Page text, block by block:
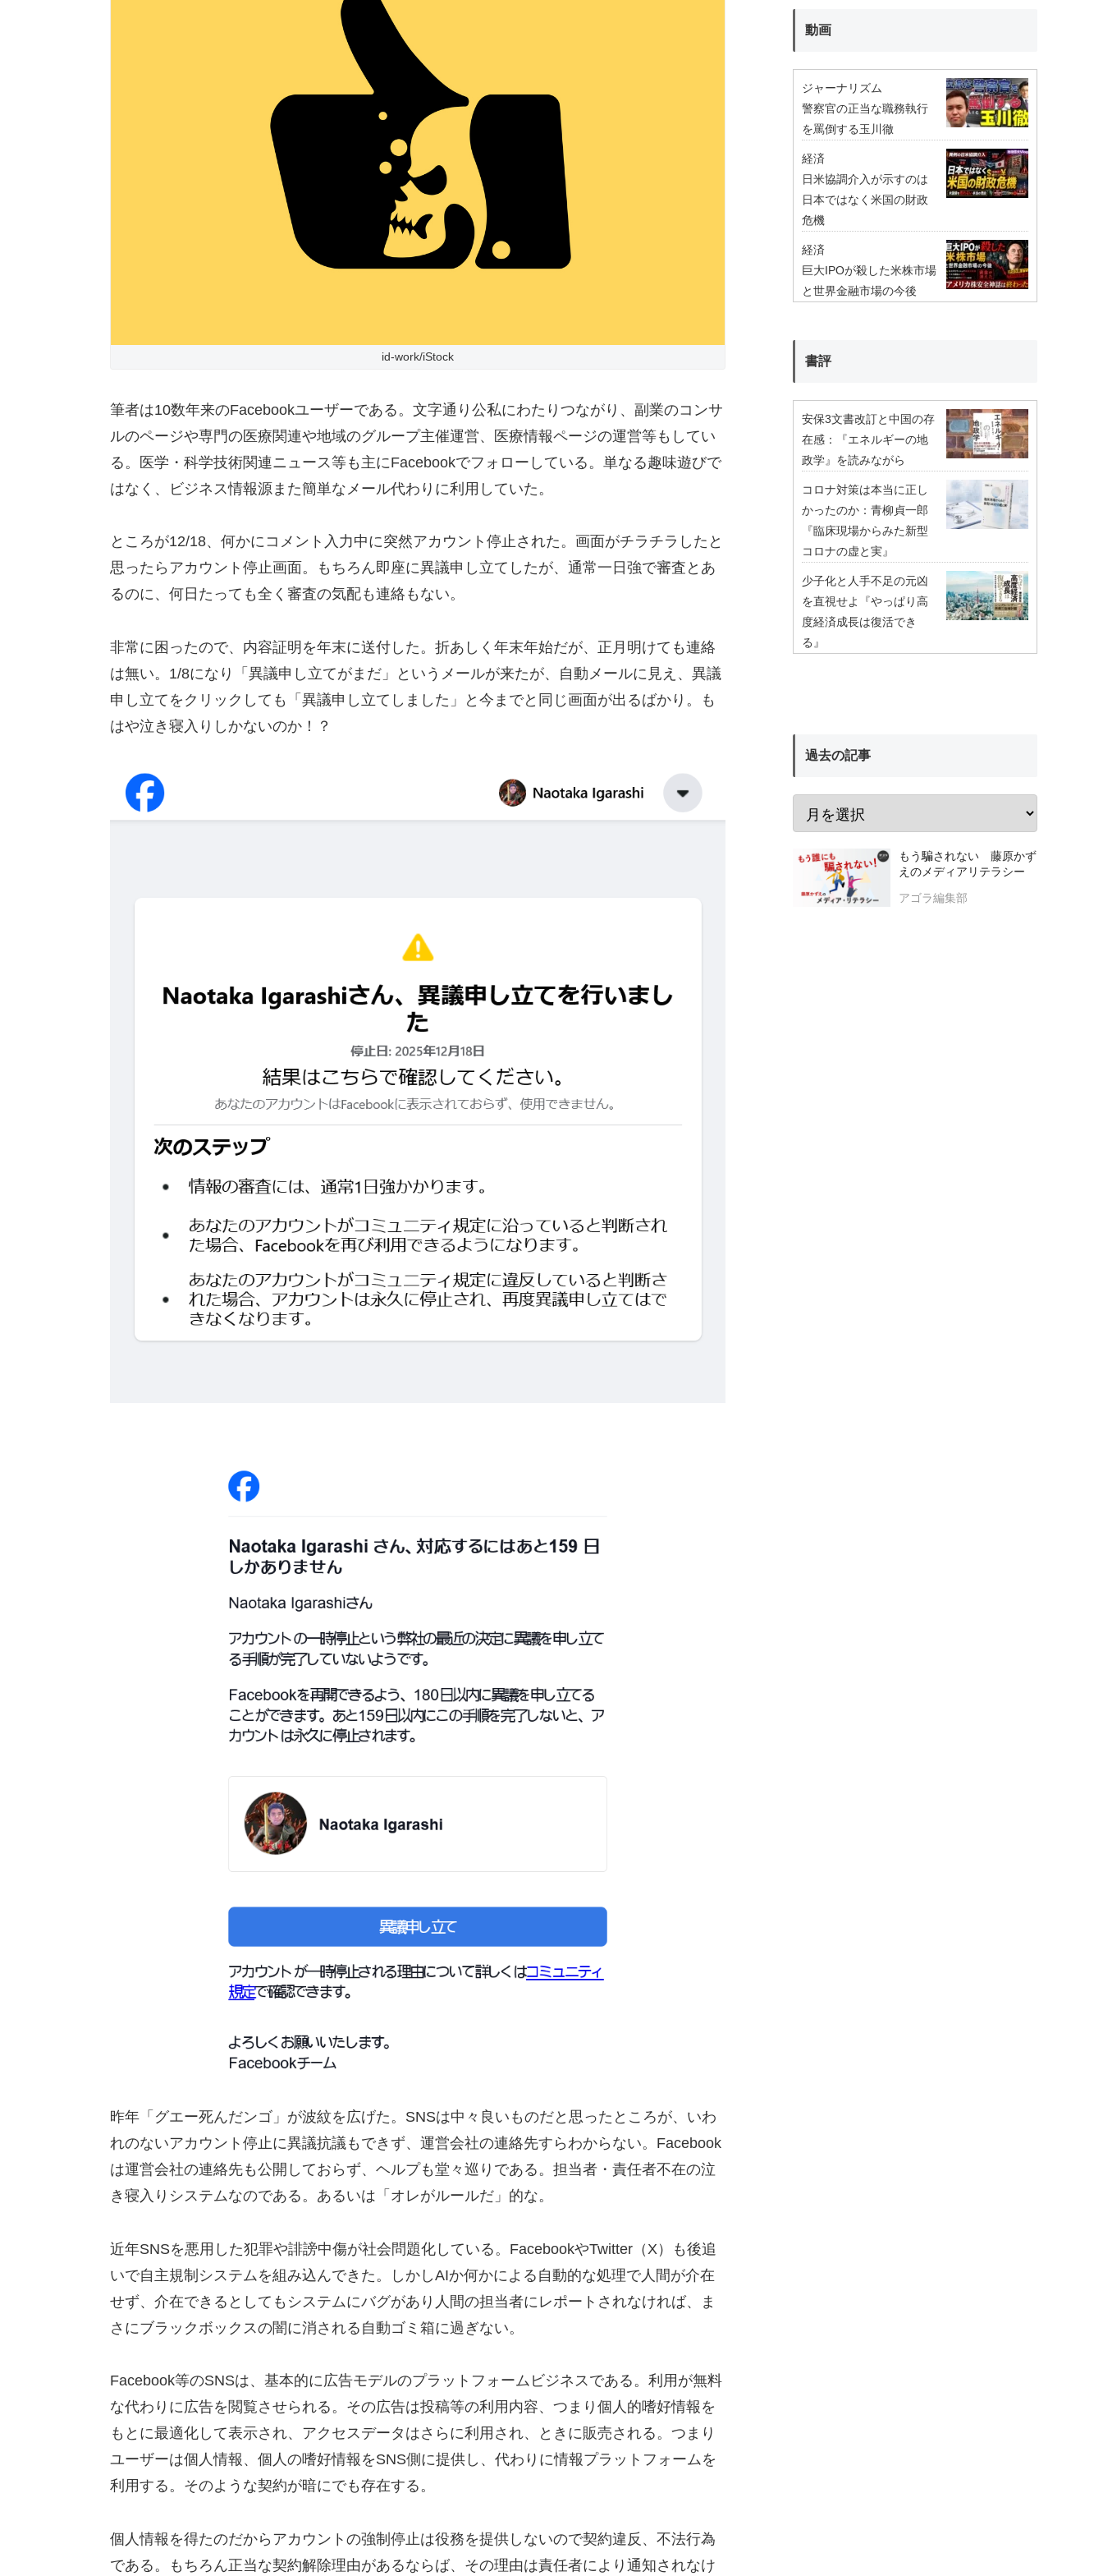
id-work/iStock
筆者は10数年来のFacebookユーザーである。文字通り公私にわたりつながり、副業のコンサ
ルのページや専門の医療関連や地域のグループ主催運営、医療情報ページの運営等もしてい
る。医学・科学技術関連ニュース等も主にFacebookでフォローしている。単なる趣味遊びで
はなく、ビジネス情報源また簡単なメール代わりに利用していた。
ところが12/18、何かにコメント入力中に突然アカウント停止された。画面がチラチラしたと
思ったらアカウント停止画面。もちろん即座に異議申し立てしたが、通常一日強で審査とあ
るのに、何日たっても全く審査の気配も連絡もない。
非常に困ったので、内容証明を年末に送付した。折あしく年末年始だが、正月明けても連絡
は無い。1/8になり「異議申し立てがまだ」というメールが来たが、自動メールに見え、異議
申し立てをクリックしても「異議申し立てしました」と今までと同じ画面が出るばかり。も
はや泣き寝入りしかないのか！？
昨年「グエー死んだンゴ」が波紋を広げた。SNSは中々良いものだと思ったところが、いわ
れのないアカウント停止に異議抗議もできず、運営会社の連絡先すらわからない。Facebook
は運営会社の連絡先も公開しておらず、ヘルプも堂々巡りである。担当者・責任者不在の泣
き寝入りシステムなのである。あるいは「オレがルールだ」的な。
近年SNSを悪用した犯罪や誹謗中傷が社会問題化している。FacebookやTwitter（X）も後追
いで自主規制システムを組み込んできた。しかしAIか何かによる自動的な処理で人間が介在
せず、介在できるとしてもシステムにバグがあり人間の担当者にレポートされなければ、ま
さにブラックボックスの闇に消される自動ゴミ箱に過ぎない。
Facebook等のSNSは、基本的に広告モデルのプラットフォームビジネスである。利用が無料
な代わりに広告を閲覧させられる。その広告は投稿等の利用内容、つまり個人的嗜好情報を
もとに最適化して表示され、アクセスデータはさらに利用され、ときに販売される。つまり
ユーザーは個人情報、個人の嗜好情報をSNS側に提供し、代わりに情報プラットフォームを
利用する。そのような契約が暗にでも存在する。
個人情報を得たのだからアカウントの強制停止は役務を提供しないので契約違反、不法行為
である。もちろん正当な契約解除理由があるならば、その理由は責任者により通知されなけ
動画
ジャーナリズム
警察官の正当な職務執行
を罵倒する玉川徹
経済
日米協調介入が示すのは
日本ではなく米国の財政
危機
経済
巨大IPOが殺した米株市場
と世界金融市場の今後
書評
安保3文書改訂と中国の存
在感：『エネルギーの地
政学』を読みながら
コロナ対策は本当に正し
かったのか：青柳貞一郎
『臨床現場からみた新型
コロナの虚と実』
少子化と人手不足の元凶
を直視せよ『やっぱり高
度経済成長は復活でき
る』
過去の記事
もう騙されない 藤原かず
えのメディアリテラシー
アゴラ編集部